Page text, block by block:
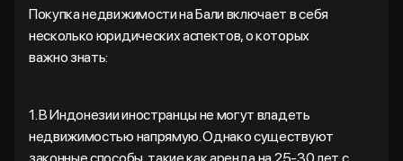
Покупка недвижимости на Бали включает в себя
несколько юридических аспектов, о которых
важно знать:
1. В Индонезии иностранцы не могут владеть
недвижимостью напрямую. Однако существуют
законные способы, такие как аренда на 25-30 лет с